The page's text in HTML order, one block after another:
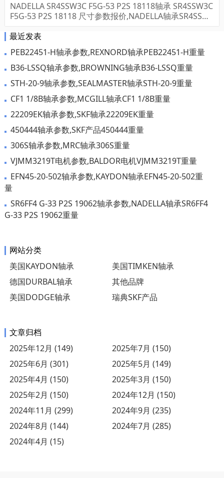
NADELLA SR4SSW3C F5G-53 P2S 18118轴承 SR4SSW3C
F5G-53 P2S 18118 尺寸参数报价,NADELLA轴承SR4SSW3
最近发表
PEB22451-H轴承参数,REXNORD轴承PEB22451-H重量
B36-LSSQ轴承参数,BROWNING轴承B36-LSSQ重量
STH-20-9轴承参数,SEALMASTER轴承STH-20-9重量
CF1 1/8B轴承参数,MCGILL轴承CF1 1/8B重量
22209EK轴承参数,SKF轴承22209EK重量
450444轴承参数,SKF产品450444重量
306S轴承参数,MRC轴承306S重量
VJMM3219T电机参数,BALDOR电机VJMM3219T重量
EFN45-20-502轴承参数,KAYDON轴承EFN45-20-502重
量
SR6FF4 G-33 P2S 19062轴承参数,NADELLA轴承SR6FF4
G-33 P2S 19062重量
网站分类
美国KAYDON轴承
美国TIMKEN轴承
德国DURBAL轴承
其他品牌
美国DODGE轴承
瑞典SKF产品
文章归档
2025年12月 (149)
2025年7月 (150)
2025年6月 (301)
2025年5月 (149)
2025年4月 (150)
2025年3月 (150)
2025年2月 (150)
2024年12月 (150)
2024年11月 (299)
2024年9月 (235)
2024年8月 (144)
2024年7月 (285)
2024年4月 (15)